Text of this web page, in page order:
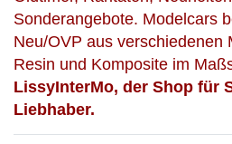
Sonderangebote. Modelcars
Neu/OVP aus verschiedenen
Resin und Komposite im
LissyInterMo, der Shop für
Liebhaber.